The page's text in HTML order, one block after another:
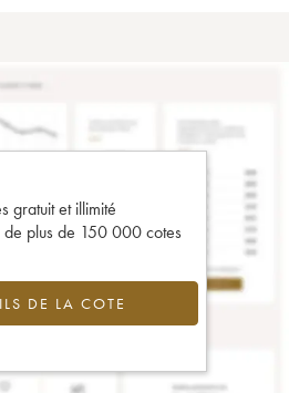
gratuit et illimité
de plus de 150 000 cotes
DE LA COTE